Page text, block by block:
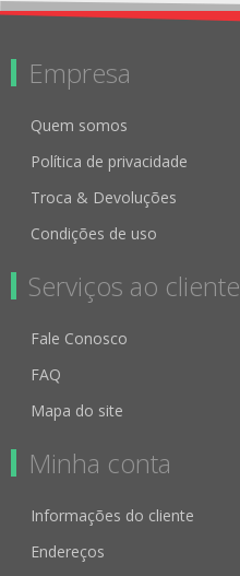
Empresa
Quem somos
Política de privacidade
Troca & Devoluções
Condições de uso
Serviços ao cliente
Fale Conosco
FAQ
Mapa do site
Minha conta
Informações do cliente
Endereços